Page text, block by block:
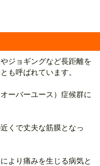
ジョギングなど長距離を
も呼ばれています。
ーバーユース）症候群に
くで丈夫な筋膜となっ
より痛みを生じる病気と